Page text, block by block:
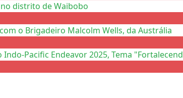
distrito de Waibobo
o Brigadeiro Malcolm Wells, da Austrália
Pacific Endeavor 2025, Tema